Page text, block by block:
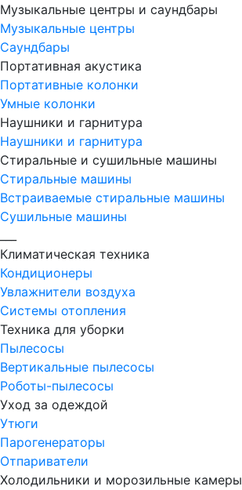
Музыкальные центры и саундбары
Музыкальные центры
Саундбары
Портативная акустика
Портативные колонки
Умные колонки
Наушники и гарнитура
Наушники и гарнитура
Стиральные и сушильные машины
Стиральные машины
Встраиваемые стиральные машины
Сушильные машины
Климатическая техника
Кондиционеры
Увлажнители воздуха
Системы отопления
Техника для уборки
Пылесосы
Вертикальные пылесосы
Роботы-пылесосы
Уход за одеждой
Утюги
Парогенераторы
Отпариватели
Холодильники и морозильные камеры